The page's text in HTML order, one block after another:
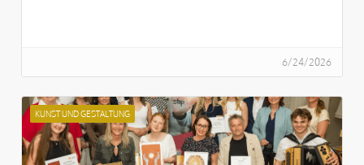
6/24/2026
KUNST UND GESTALTUNG